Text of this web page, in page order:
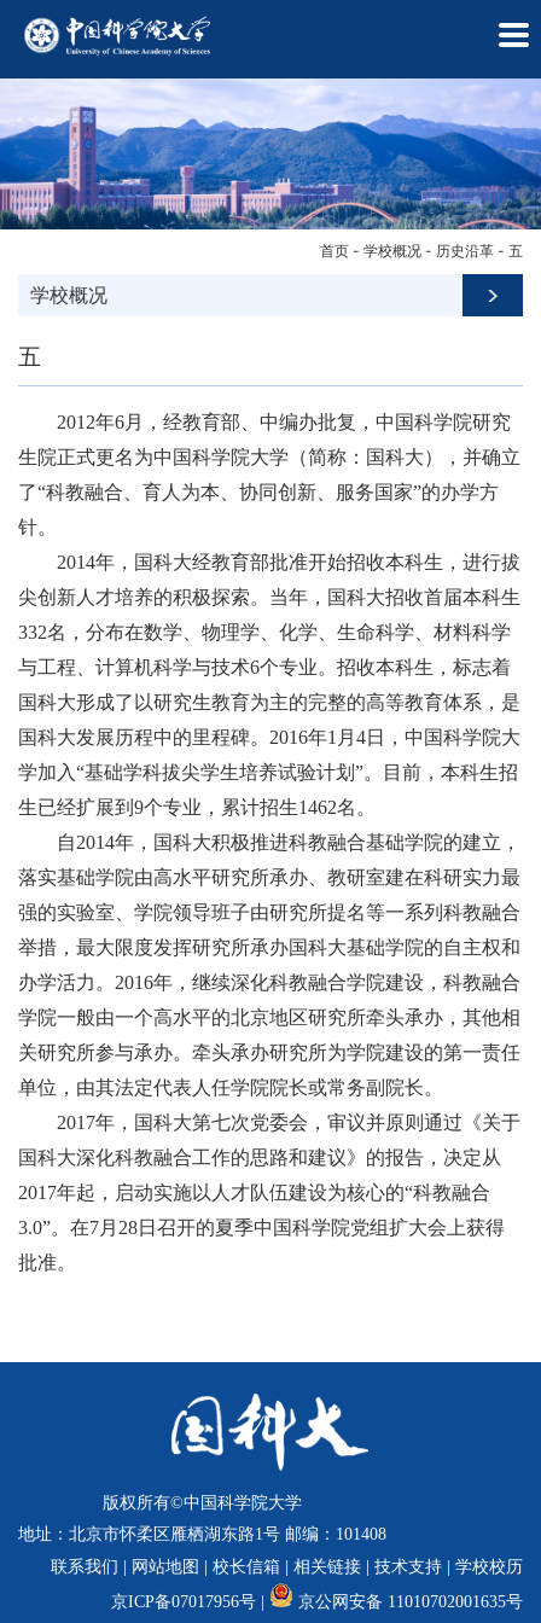
学
概
况
组
机
构
队
伍
教
学
科
首页 - 学校概况 - 历史沿革 - 五
学校概况
五
2012年6月，经教育部、中编办批复，中国科学院研究
生院正式更名为中国科学院大学（简称：国科大），并确立
了“科教融合、育人为本、协同创新、服务国家”的办学方
针。
2014年，国科大经教育部批准开始招收本科生，进行拔
尖创新人才培养的积极探索。当年，国科大招收首届本科生
332名，分布在数学、物理学、化学、生命科学、材料科学
与工程、计算机科学与技术6个专业。招收本科生，标志着
国科大形成了以研究生教育为主的完整的高等教育体系，是
国科大发展历程中的里程碑。2016年1月4日，中国科学院大
学加入“基础学科拔尖学生培养试验计划”。目前，本科生招
生已经扩展到9个专业，累计招生1462名。
自2014年，国科大积极推进科教融合基础学院的建立，
落实基础学院由高水平研究所承办、教研室建在科研实力最
强的实验室、学院领导班子由研究所提名等一系列科教融合
举措，最大限度发挥研究所承办国科大基础学院的自主权和
办学活力。2016年，继续深化科教融合学院建设，科教融合
学院一般由一个高水平的北京地区研究所牵头承办，其他相
关研究所参与承办。牵头承办研究所为学院建设的第一责任
单位，由其法定代表人任学院院长或常务副院长。
2017年，国科大第七次党委会，审议并原则通过《关于
国科大深化科教融合工作的思路和建议》的报告，决定从
2017年起，启动实施以人才队伍建设为核心的“科教融合
3.0”。在7月28日召开的夏季中国科学院党组扩大会上获得
批准。
版权所有©中国科学院大学
地址：北京市怀柔区雁栖湖东路1号 邮编：101408
联系我们
网站地图 校长信箱 相关链接 技术支持
学校校历
京ICP备07017956号 |
京公网安备 11010702001635号